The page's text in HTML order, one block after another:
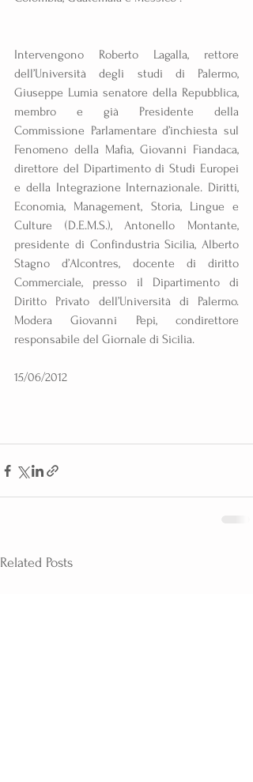
Intervengono Roberto Lagalla, rettore
dell’Università degli studi di Palermo,
Giuseppe Lumia senatore della Repubblica,
membro e già Presidente della
Commissione Parlamentare d’inchiesta sul
Fenomeno della Mafia, Giovanni Fiandaca,
direttore del Dipartimento di Studi Europei
e della Integrazione Internazionale. Diritti,
Economia, Management, Storia, Lingue e
Culture (D.E.M.S.), Antonello Montante,
presidente di Confindustria Sicilia, Alberto
Stagno d’Alcontres, docente di diritto
Commerciale, presso il Dipartimento di
Diritto Privato dell’Università di Palermo.
Modera Giovanni Pepi, condirettore
responsabile del Giornale di Sicilia.
15/06/2012
Related Posts